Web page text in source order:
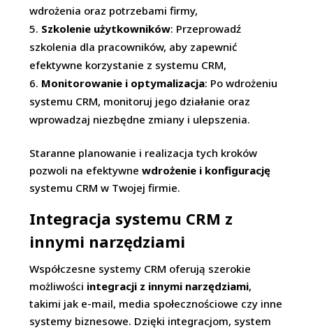
wdrożenia oraz potrzebami firmy,
Szkolenie użytkowników: Przeprowadź
szkolenia dla pracowników, aby zapewnić
efektywne korzystanie z systemu CRM,
Monitorowanie i optymalizacja: Po wdrożeniu
systemu CRM, monitoruj jego działanie oraz
wprowadzaj niezbędne zmiany i ulepszenia.
Staranne planowanie i realizacja tych kroków
pozwoli na efektywnewdrożenie i konfigurację
systemu CRM w Twojej firmie.
Integracja systemu CRM z
innymi narzędziami
Współczesne systemy CRM oferują szerokie
możliwości integracji z innymi narzędziami,
takimi jak e-mail, media społecznościowe czy inne
systemy biznesowe. Dzięki integracjom, system